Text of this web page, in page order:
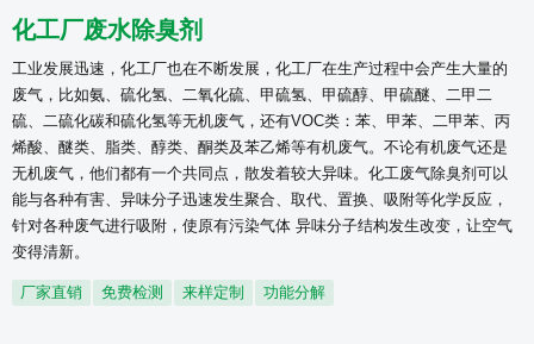
化工厂废水除臭剂
工业发展迅速，化工厂也在不断发展，化工厂在生产过程中会产生大量的
废气，比如氨、硫化氢、二氧化硫、甲硫氢、甲硫醇、甲硫醚、二甲二
硫、二硫化碳和硫化氢等无机废气，还有VOC类：苯、甲苯、二甲苯、丙
烯酸、醚类、脂类、醇类、酮类及苯乙烯等有机废气。 不论有机废气还是
无机废气，他们都有一个共同点，散发着较大异味。化工废气除臭剂可以
能与各种有害、异味分子迅速发生聚合、取代、置换、吸附等化学反应，
针对各种废气进行吸附，使原有污染气体 异味分子结构发生改变，让空气
变得清新。
厂家直销 免费检测 来样定制 功能分解